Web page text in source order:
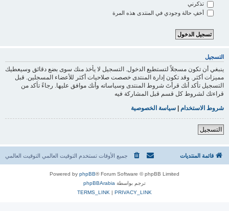
تذكرني
أخفِ حالة وجودي في المنتدى هذه المرة
التسجيل
ينبغي أن تكون مسجلاً لتستطيع الدخول. التسجيل لا يأخذ منك سوى بضع دقائق وسيعطيك
مميزات أكثر. وقد تكون إدارة المنتدى خصصت صلاحيات أكثر للأعضاء المسجلين. قبل
التسجيل تأكد أنك قرأتَ شروط المنتدى وسياساته وأنك موافق عليها. رجاءً تأكد من
قراءتك لشروط كل قسم قبل المشاركة فيه
شروط الاستخدام | سياسة الخصوصية
التسجيل
قائمة المنتديات جميع الأوقات تستخدم التوقيت العالمي التوقيت العالمي
Powered by phpBB® Forum Software © phpBB Limited
ترجم بواسطة phpBBArabia
PRIVACY_LINK
|
TERMS_LINK